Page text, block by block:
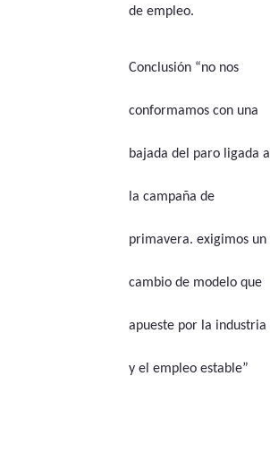
de empleo.
Conclusión “no nos
conformamos con una
bajada del paro ligada a
la campaña de
primavera. exigimos un
cambio de modelo que
apueste por la industria
y el empleo estable”